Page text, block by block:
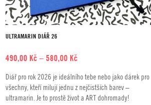
ULTRAMARIN DIÁŘ 26
490,00 Kč –580,00 Kč
490,00 Kč
až
Diář pro rok 2026 je ideálního tebe nebo jako dárek pro
všechny, kteří milují jednu z nejčistších barev –
ultramarin. Je to prostě život a ART dohromady!